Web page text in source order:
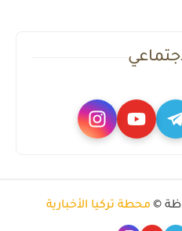
© محطة تركيا الأخبارية